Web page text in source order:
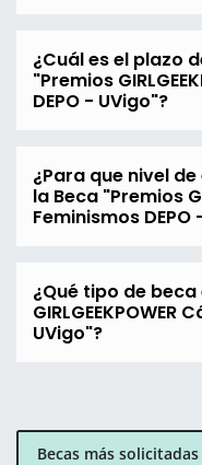
¿Cuál es el plazo
"Premios
DEPO - UVigo"?
¿Para que nivel
la Beca "Premios
Feminismos DEPO
¿Qué tipo de
UVigo"?
Becas más solicitadas